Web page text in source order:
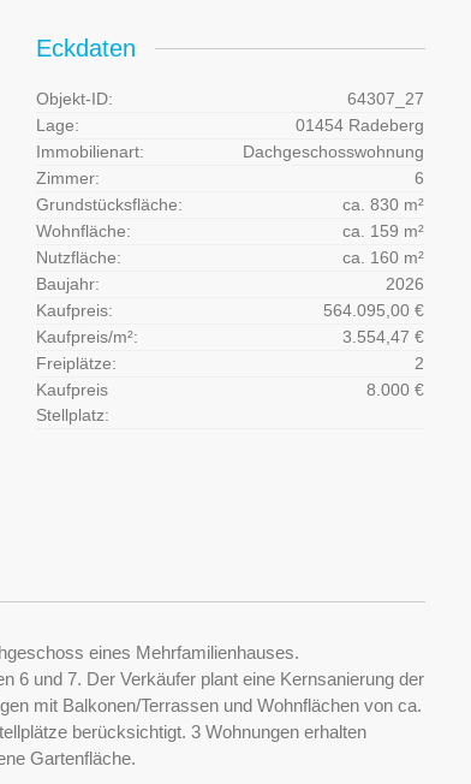
Eckdaten
Objekt-ID:
64307_27
Lage:
01454 Radeberg
Immobilienart:
Dachgeschosswohnung
Zimmer:
6
Grundstücksfläche:
ca. 830 m²
Wohnfläche:
ca. 159 m²
Nutzfläche:
ca. 160 m²
Baujahr:
2026
Kaufpreis:
564.095,00 €
Kaufpreis/m²:
3.554,47 €
Freiplätze:
2
Kaufpreis
Stellplatz:
8.000 €
eines Mehrfamilienhauses.
6 und 7. Der Verkäufer plant eine Kernsanierung der
mit Balkonen/Terrassen und Wohnflächen von ca.
berücksichtigt. 3 Wohnungen erhalten
Gartenfläche.